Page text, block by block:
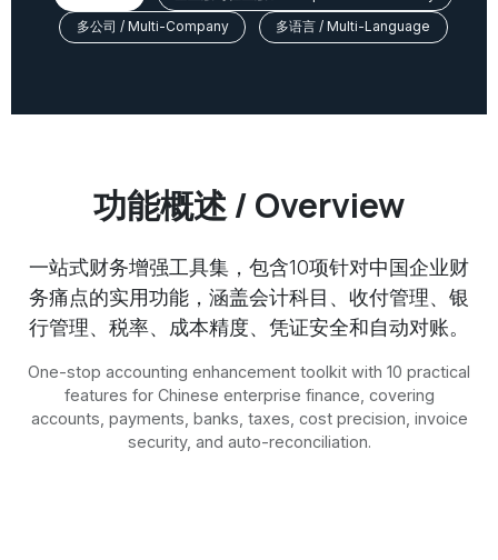
多公司 / Multi-Company
多语言 / Multi-Language
功能概述 / Overview
一站式财务增强工具集，包含10项针对中国企业财
务痛点的实用功能，涵盖会计科目、收付管理、银
行管理、税率、成本精度、凭证安全和自动对账。
One-stop accounting enhancement toolkit with 10 practical
features for Chinese enterprise finance, covering
accounts, payments, banks, taxes, cost precision, invoice
security, and auto-reconciliation.